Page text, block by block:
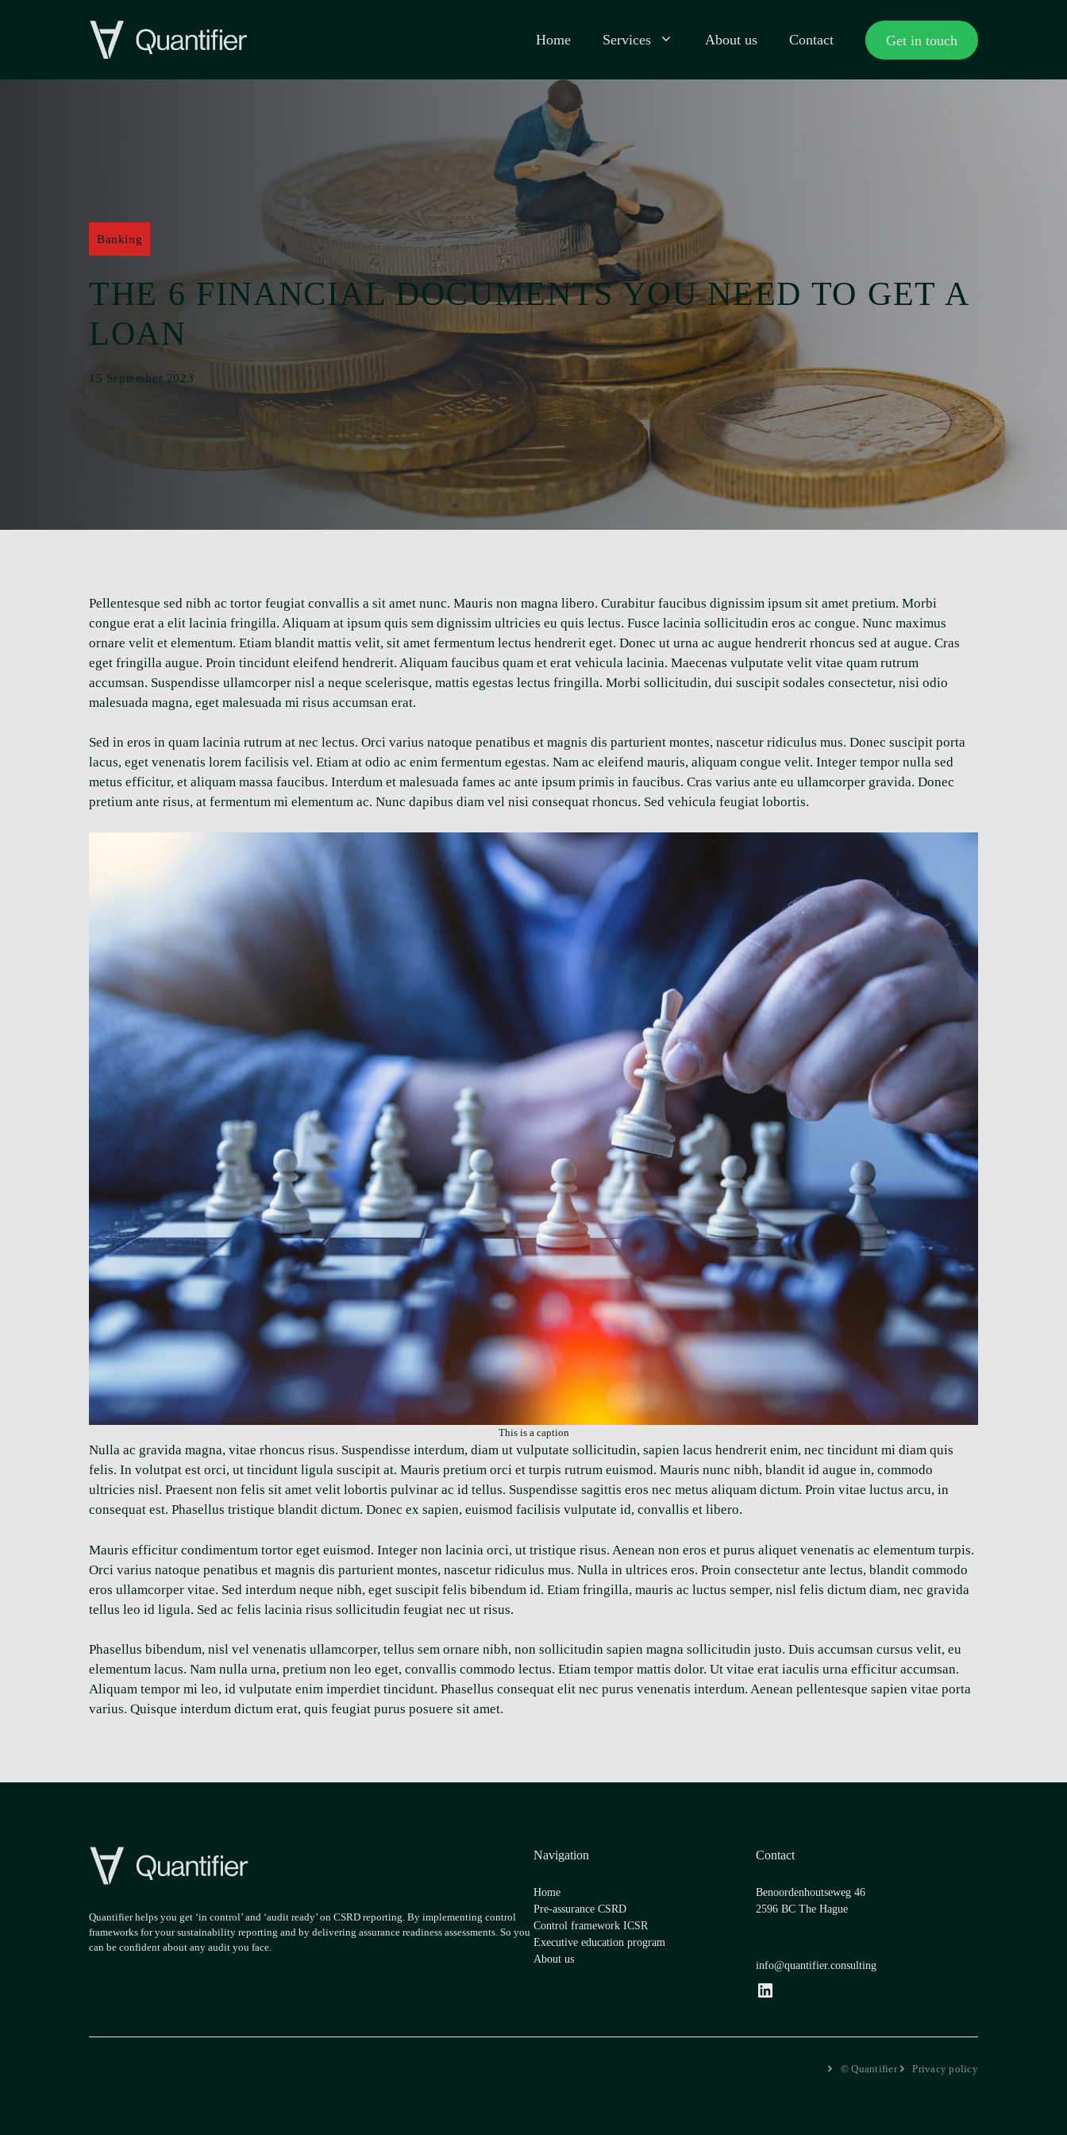
Home Services About us Contact Get in touch
Banking
THE 6 FINANCIAL DOCUMENTS YOU NEED TO GET A
LOAN
15 September 2023
Pellentesque sed nibh ac tortor feugiat convallis a sit amet nunc. Mauris non magna libero. Curabitur faucibus dignissim ipsum sit amet pretium. Morbi
congue erat a elit lacinia fringilla. Aliquam at ipsum quis sem dignissim ultricies eu quis lectus. Fusce lacinia sollicitudin eros ac congue. Nunc maximus
ornare velit et elementum. Etiam blandit mattis velit, sit amet fermentum lectus hendrerit eget. Donec ut urna ac augue hendrerit rhoncus sed at augue. Cras
eget fringilla augue. Proin tincidunt eleifend hendrerit. Aliquam faucibus quam et erat vehicula lacinia. Maecenas vulputate velit vitae quam rutrum
accumsan. Suspendisse ullamcorper nisl a neque scelerisque, mattis egestas lectus fringilla. Morbi sollicitudin, dui suscipit sodales consectetur, nisi odio
malesuada magna, eget malesuada mi risus accumsan erat.
Sed in eros in quam lacinia rutrum at nec lectus. Orci varius natoque penatibus et magnis dis parturient montes, nascetur ridiculus mus. Donec suscipit porta
lacus, eget venenatis lorem facilisis vel. Etiam at odio ac enim fermentum egestas. Nam ac eleifend mauris, aliquam congue velit. Integer tempor nulla sed
metus efficitur, et aliquam massa faucibus. Interdum et malesuada fames ac ante ipsum primis in faucibus. Cras varius ante eu ullamcorper gravida. Donec
pretium ante risus, at fermentum mi elementum ac. Nunc dapibus diam vel nisi consequat rhoncus. Sed vehicula feugiat lobortis.
This is a caption
Nulla ac gravida magna, vitae rhoncus risus. Suspendisse interdum, diam ut vulputate sollicitudin, sapien lacus hendrerit enim, nec tincidunt mi diam quis
felis. In volutpat est orci, ut tincidunt ligula suscipit at. Mauris pretium orci et turpis rutrum euismod. Mauris nunc nibh, blandit id augue in, commodo
ultricies nisl. Praesent non felis sit amet velit lobortis pulvinar ac id tellus. Suspendisse sagittis eros nec metus aliquam dictum. Proin vitae luctus arcu, in
consequat est. Phasellus tristique blandit dictum. Donec ex sapien, euismod facilisis vulputate id, convallis et libero.
Mauris efficitur condimentum tortor eget euismod. Integer non lacinia orci, ut tristique risus. Aenean non eros et purus aliquet venenatis ac elementum turpis.
Orci varius natoque penatibus et magnis dis parturient montes, nascetur ridiculus mus. Nulla in ultrices eros. Proin consectetur ante lectus, blandit commodo
eros ullamcorper vitae. Sed interdum neque nibh, eget suscipit felis bibendum id. Etiam fringilla, mauris ac luctus semper, nisl felis dictum diam, nec gravida
tellus leo id ligula. Sed ac felis lacinia risus sollicitudin feugiat nec ut risus.
Phasellus bibendum, nisl vel venenatis ullamcorper, tellus sem ornare nibh, non sollicitudin sapien magna sollicitudin justo. Duis accumsan cursus velit, eu
elementum lacus. Nam nulla urna, pretium non leo eget, convallis commodo lectus. Etiam tempor mattis dolor. Ut vitae erat iaculis urna efficitur accumsan.
Aliquam tempor mi leo, id vulputate enim imperdiet tincidunt. Phasellus consequat elit nec purus venenatis interdum. Aenean pellentesque sapien vitae porta
varius. Quisque interdum dictum erat, quis feugiat purus posuere sit amet.
Quantifier helps you get ‘in control’ and ‘audit ready’ on CSRD reporting. By implementing control
frameworks for your sustainability reporting and by delivering assurance readiness assessments. So you
can be confident about any audit you face.
Navigation
Home
Pre-assurance CSRD
Control framework ICSR
Executive education program
About us
Contact
Benoordenhoutseweg 46
2596 BC The Hague
info@quantifier.consulting
LinkedIn
© Quantifier Privacy policy